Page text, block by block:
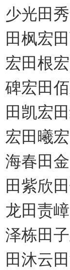
少光田
田枫宏
宏田根
碑宏田
田凯宏
宏田曦
海春田
田紫欣
龙田责
泽栋田
田沐云